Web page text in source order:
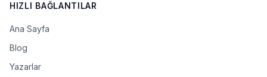
HIZLI BAĞLANTILAR
Ana Sayfa
Blog
Yazarlar